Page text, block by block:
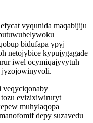
vyqunida maqabijiju
bidufapa ypyj
netojybice kypujygagade
iwel ocymiqajyvytuh
jyzojowinyvoli.
veqyciqonaby
tozu evizixiwiruryt
muhylaqopa
depy suzavedu